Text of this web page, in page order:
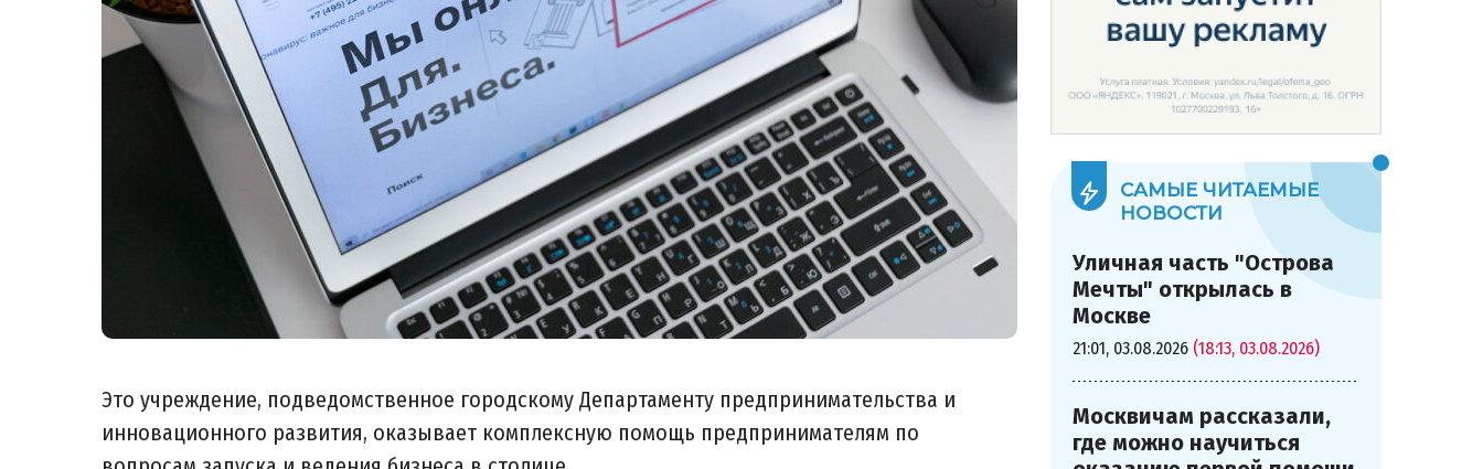
Это учреждение, подведомственное городскому Департаменту предпринимательства и
инновационного развития, оказывает комплексную помощь предпринимателям по
САМЫЕ ЧИТАЕМЫЕ
НОВОСТИ
Уличная часть "Острова
Мечты" открылась в
Москве
21:01, 03.08.2026 (18:13, 03.08.2026)
Москвичам рассказали,
где можно научиться